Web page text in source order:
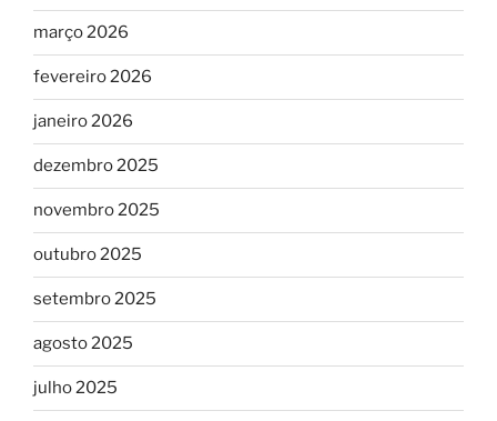
março 2026
fevereiro 2026
janeiro 2026
dezembro 2025
novembro 2025
outubro 2025
setembro 2025
agosto 2025
julho 2025